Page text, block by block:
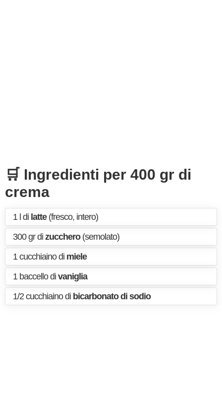
🛒 Ingredienti per 400 gr di
crema
1 l di latte(fresco, intero)
300 gr di zucchero(semolato)
1 cucchiaino di miele
1 baccello di vaniglia
1/2 cucchiaino di bicarbonato di sodio